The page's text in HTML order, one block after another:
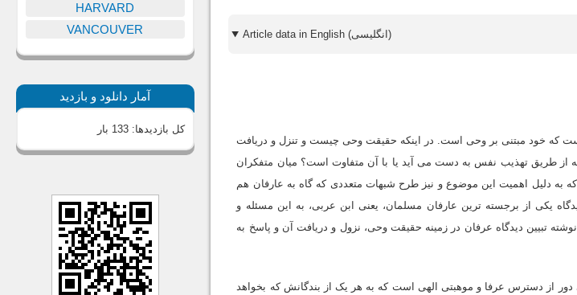
Article data in English (انگلیسی)
که خود مبتنی بر وحی است. در اینکه حقیقت وحی چیست و تنزل و دریافت
طریق تهذیب نفس به دست می آید یا با آن متفاوت است؟ میان متفکران
به دلیل اهمیت این موضوع و نیز طرح شبهات متعددی که گاه به عارفان هم
یکی از برجسته ترین عارفان مسلمان، یعنی ابن عربی، به این مسئله و
تبیین دیدگاه عرفان در زمینه حقیقت وحی، نزول و دریافت آن و پاسخ به
از دسترس عرفا و موهبتی الهی است که به هر یک از بندگانش که بخواهد
HARVARD
VANCOUVER
آمار دانلود و بازدید
کل بازدیدها:133 بار